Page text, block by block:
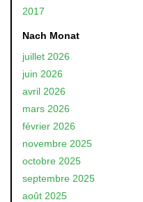
2017
Nach Monat
juillet 2026
juin 2026
avril 2026
mars 2026
février 2026
novembre 2025
octobre 2025
septembre 2025
août 2025